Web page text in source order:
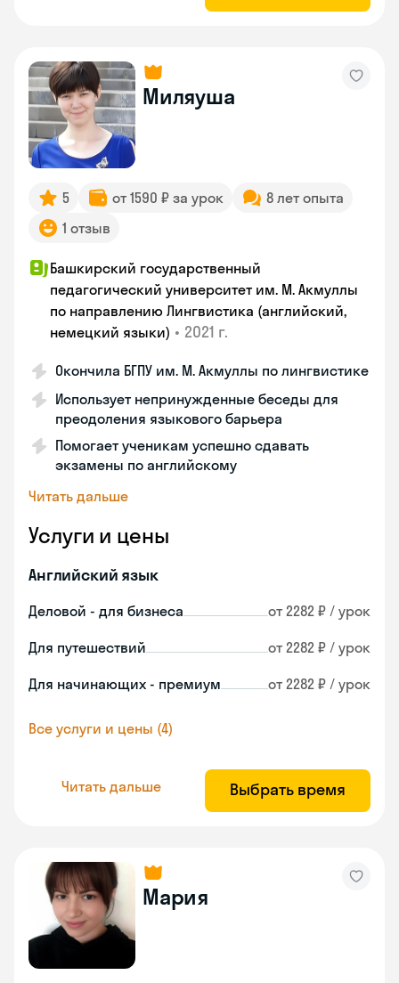
Миляуша
5 от 1590 ₽ за урок
8 лет опыта
1 отзыв
Башкирский государственный
педагогический университет им. М. Акмуллы
по направлению Лингвистика (английский,
немецкий языки) • 2021 г.
Окончила БГПУ им. М. Акмуллы по лингвистике
Использует непринужденные беседы для
преодоления языкового барьера
Помогает ученикам успешно сдавать
экзамены по английскому
Читать дальше
Услуги и цены
Английский язык
Деловой - для бизнеса от 2282 ₽ / урок
Для путешествий от 2282 ₽ / урок
Для начинающих - премиум от 2282 ₽ / урок
Все услуги и цены (4)
Читать дальше Выбрать время
Мария